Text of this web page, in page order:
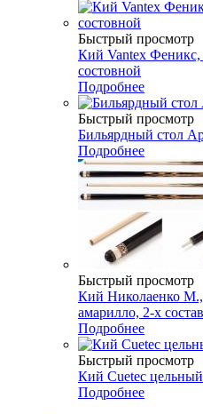
Быстрый просмотр
Кий Vantex Феникс,
состовной
Подробнее
Быстрый просмотр
Бильярдный стол
Подробнее
Быстрый просмотр
Кий Николаенко
амарилло, 2-х
Подробнее
Быстрый просмотр
Кий Cuetec
Подробнее